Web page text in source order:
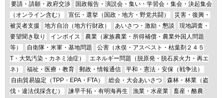
要請・請願・政府交渉
国政報告・演説会・集い・学習会・集会・決起集会
（オンライン含む）
宣伝・選挙（国政・地方・野党共闘）
災害・復興・
被災者支援
地方自治（地方行財政） あいさつ・激励・懇談
現地調査・
要望聞き取り
インボイス
農業（家族農業・所得補償・農業外国人問題
等）
自衛隊・米軍・基地問題
公害（水俣・アスベスト・枯葉剤２４５
T・大気汚染・カネミ油症）
エネルギー問題（脱原発・脱石炭火力・再エ
ネ）
福祉・医療・教育 郵政・情報通信
平和・憲法・安保（戦争法）
自由貿易協定（TPP・EPA・FTA）
総会・大会あいさつ
森林・林業（盗
伐・違法伐採含む）
諫早干拓・有明海再生 漁業・水産業
畜産・酪農